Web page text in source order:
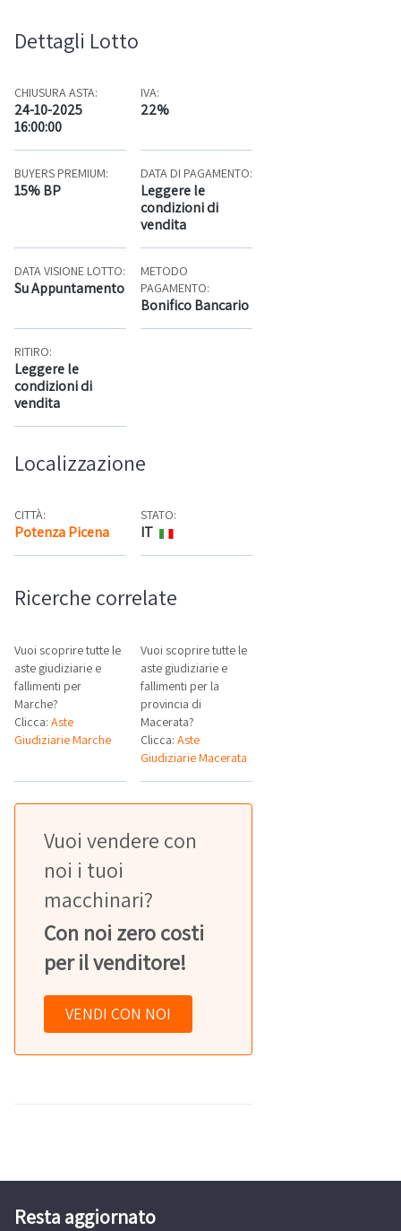
Dettagli Lotto
CHIUSURA ASTA:
24-10-2025
16:00:00
IVA:
22%
BUYERS PREMIUM:
15% BP
DATA DI PAGAMENTO:
Leggere le
condizioni di
vendita
DATA VISIONE LOTTO:
Su Appuntamento
METODO
PAGAMENTO:
Bonifico Bancario
RITIRO:
Leggere le
condizioni di
vendita
Localizzazione
CITTÀ:
Potenza Picena Mappa
STATO:
IT
Ricerche correlate
Vuoi scoprire tutte le
aste giudiziarie e
fallimenti per
Marche?
Clicca: Aste
Giudiziarie Marche
Vuoi scoprire tutte le
aste giudiziarie e
fallimenti per la
provincia di
Macerata?
Clicca:Aste
Giudiziarie Macerata
Vuoi vendere con
noi i tuoi
macchinari?
Con noi zero costi
per il venditore!
VENDI CON NOI
Resta aggiornato